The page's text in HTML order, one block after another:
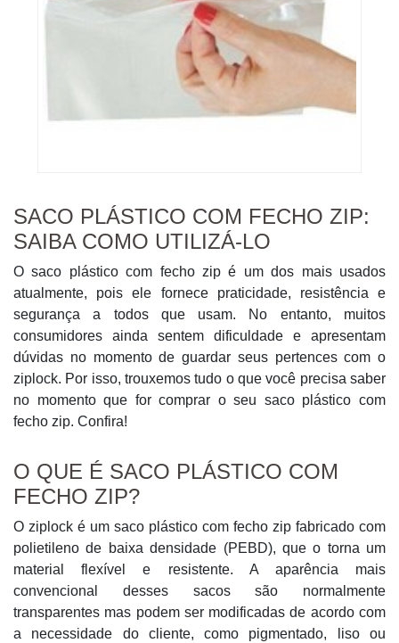
SACO PLÁSTICO COM FECHO ZIP:
SAIBA COMO UTILIZÁ-LO
O saco plástico com fecho zip é um dos mais usados
atualmente, pois ele fornece praticidade, resistência e
segurança a todos que usam. No entanto, muitos
consumidores ainda sentem dificuldade e apresentam
dúvidas no momento de guardar seus pertences com o
ziplock. Por isso, trouxemos tudo o que você precisa saber
no momento que for comprar o seu saco plástico com
fecho zip. Confira!
O QUE É SACO PLÁSTICO COM
FECHO ZIP?
O ziplock é um saco plástico com fecho zip fabricado com
polietileno de baixa densidade (PEBD), que o torna um
material flexível e resistente. A aparência mais
convencional desses sacos são normalmente
transparentes mas podem ser modificadas de acordo com
a necessidade do cliente, como pigmentado, liso ou